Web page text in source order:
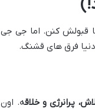
قبولش کنن. اما جی جی
دنیا فرق های قشنگ.
پرانرژی و خلاقه. اون